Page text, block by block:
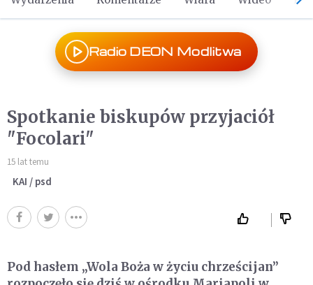
Radio DEON Modlitwa
Spotkanie biskupów przyjaciół
"Focolari"
15 lat temu
KAI / psd
Pod hasłem „Wola Boża w życiu chrześcijan”